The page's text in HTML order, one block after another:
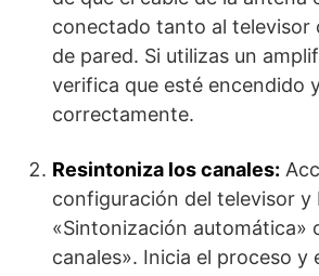
conectado tanto al televisor
de pared. Si utilizas un
verifica que esté encendido
correctamente.
Resintoniza los canales:
configuración del televisor y
«Sintonización automática»
canales». Inicia el proceso y